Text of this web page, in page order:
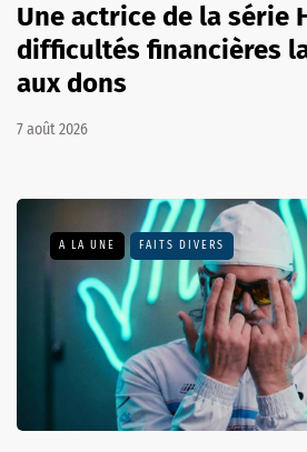
Une actrice de la série
difficultés financières
aux dons
7 août 2026
A LA UNE FAITS DIVERS